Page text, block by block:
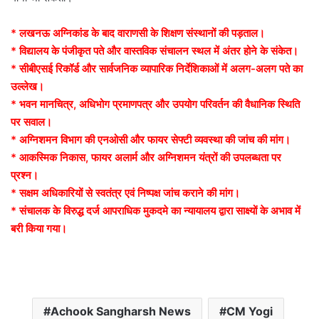
* लखनऊ अग्निकांड के बाद वाराणसी के शिक्षण संस्थानों की पड़ताल।
* विद्यालय के पंजीकृत पते और वास्तविक संचालन स्थल में अंतर होने के संकेत।
* सीबीएसई रिकॉर्ड और सार्वजनिक व्यापारिक निर्देशिकाओं में अलग-अलग पते का
उल्लेख।
* भवन मानचित्र, अधिभोग प्रमाणपत्र और उपयोग परिवर्तन की वैधानिक स्थिति
पर सवाल।
* अग्निशमन विभाग की एनओसी और फायर सेफ्टी व्यवस्था की जांच की मांग।
* आकस्मिक निकास, फायर अलार्म और अग्निशमन यंत्रों की उपलब्धता पर
प्रश्न।
* सक्षम अधिकारियों से स्वतंत्र एवं निष्पक्ष जांच कराने की मांग।
* संचालक के विरुद्ध दर्ज आपराधिक मुकदमे का न्यायालय द्वारा साक्ष्यों के अभाव में
बरी किया गया।
Achook Sangharsh News CM Yogi